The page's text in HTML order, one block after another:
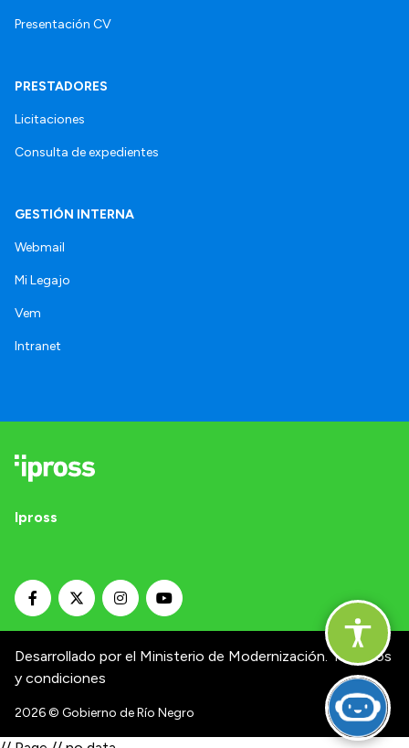
Presentación CV
PRESTADORES
Licitaciones
Consulta de expedientes
GESTIÓN INTERNA
Webmail
Mi Legajo
Vem
Intranet
Ipross
Desarrollado por el Ministerio de Modernización. Términos
y condiciones
2026© Gobierno de Río Negro